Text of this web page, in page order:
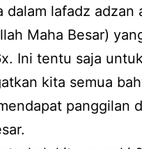
dalam lafadz adzan
Maha Besar)
Ini tentu saja untuk
kita semua
panggilan